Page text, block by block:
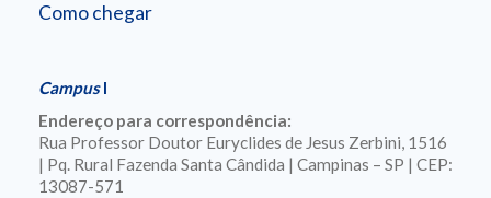
Como chegar
CampusI
Endereço para correspondência:
Rua Professor Doutor Euryclides de Jesus Zerbini, 1516
| Pq. Rural Fazenda Santa Cândida | Campinas – SP | CEP:
13087-571